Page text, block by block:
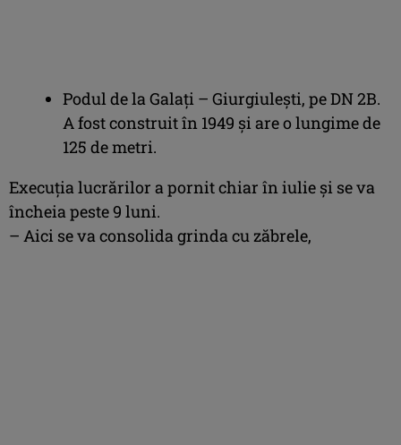
Podul de la Galați – Giurgiulești, pe DN 2B.
A fost construit în 1949 și are o lungime de
125 de metri.
Execuția lucrărilor a pornit chiar în iulie și se va
încheia peste 9 luni.
– Aici se va consolida grinda cu zăbrele,